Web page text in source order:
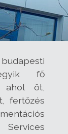
fő
ahol öt,
fertőzés